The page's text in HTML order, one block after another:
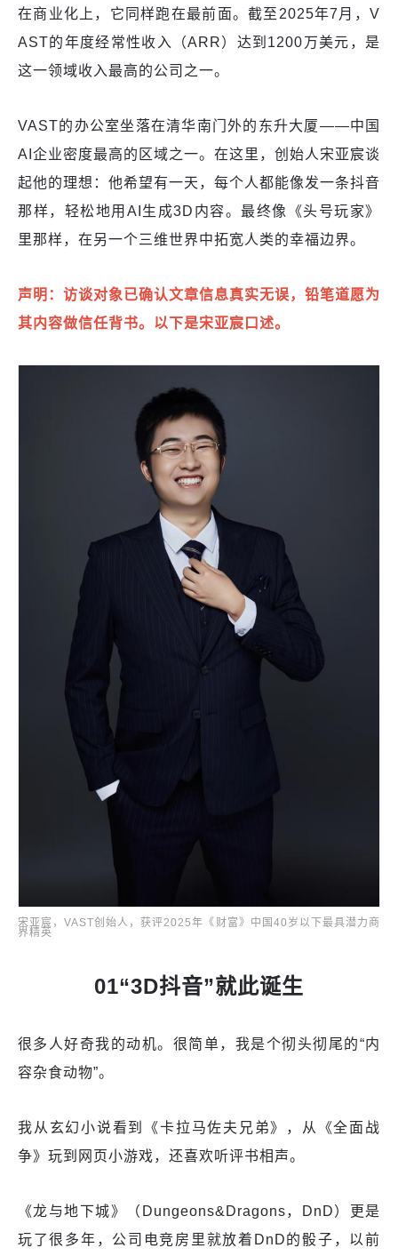
在商业化上，它同样跑在最前面。截至2025年7月，V
AST的年度经常性收入（ARR）达到1200万美元，是
这一领域收入最高的公司之一。
VAST的办公室坐落在清华南门外的东升大厦——中国
AI企业密度最高的区域之一。在这里，创始人宋亚宸谈
起他的理想：他希望有一天，每个人都能像发一条抖音
那样，轻松地用AI生成3D内容。最终像《头号玩家》
里那样，在另一个三维世界中拓宽人类的幸福边界。
声明：访谈对象已确认文章信息真实无误，铅笔道愿为
其内容做信任背书。以下是宋亚宸口述。
宋亚宸，VAST创始人，获评2025年《财富》中国40岁以下最具潜力商
界精英
01“3D抖音”就此诞生
很多人好奇我的动机。很简单，我是个彻头彻尾的“内
容杂食动物”。
我从玄幻小说看到《卡拉马佐夫兄弟》，从《全面战
争》玩到网页小游戏，还喜欢听评书相声。
《龙与地下城》（Dungeons&Dragons，DnD）更是
玩了很多年，公司电竞房里就放着DnD的骰子，以前